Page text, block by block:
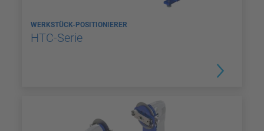
WERKSTÜCK-POSITIONIERER
HTC-Serie